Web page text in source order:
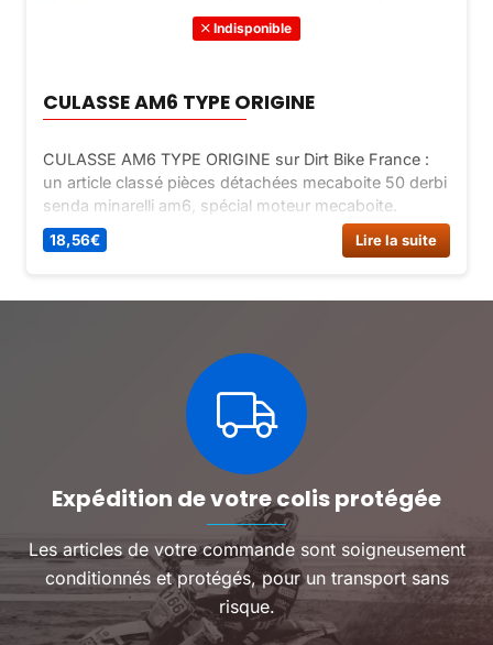
Indisponible
CULASSE AM6 TYPE ORIGINE
CULASSE AM6 TYPE ORIGINE sur Dirt Bike France :
un article classé pièces détachées mecaboite 50 derbi
senda minarelli am6, spécial moteur mecaboite.
18,56€ Lire la suite
Expédition de votre colis protégée
Les articles de votre commande sont soigneusement
conditionnés et protégés, pour un transport sans
risque.